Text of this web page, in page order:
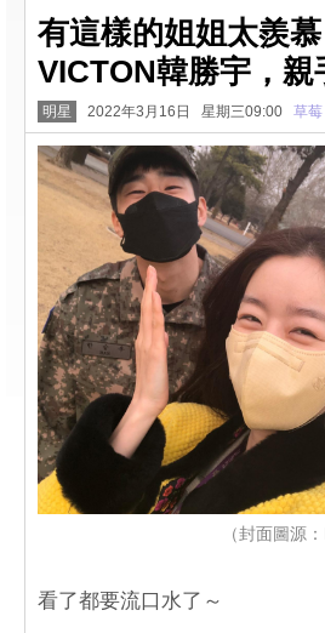
有這樣的姐姐太羨
VICTON韓勝宇，
明星 2022年3月16日 星期三09:00 草莓
（封面圖源
看了都要流口水了～